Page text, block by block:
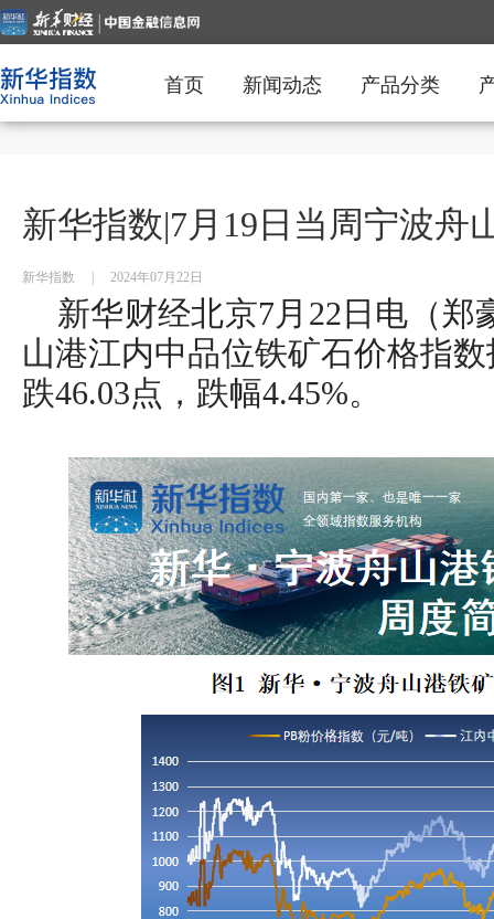
首页 新闻动态 产品分类
新华指数|7月19日当周宁波舟
新华指数 2024年07月22日
新华财经北京7月22日电（郑
山港江内中品位铁矿石价格指
跌46.03点，跌幅4.45%。